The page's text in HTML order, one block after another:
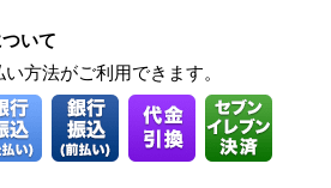
いて
方法がご利用できます。